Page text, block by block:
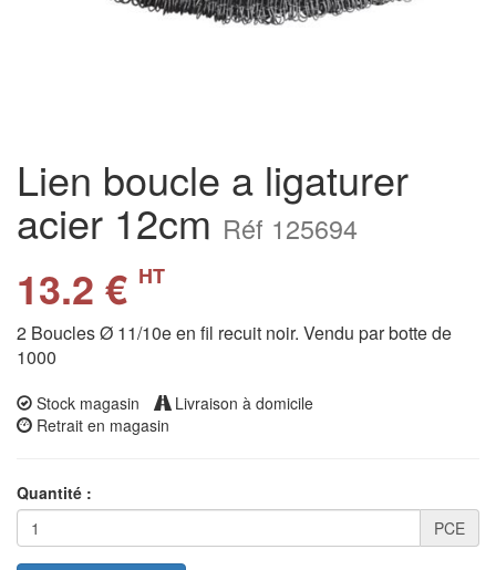
Lien boucle a ligaturer
acier 12cm Réf 125694
13.2 € HT
2 Boucles Ø 11/10e en fil recuit noir. Vendu par botte de
1000
Stock magasin
Livraison à domicile
Retrait en magasin
Quantité :
PCE